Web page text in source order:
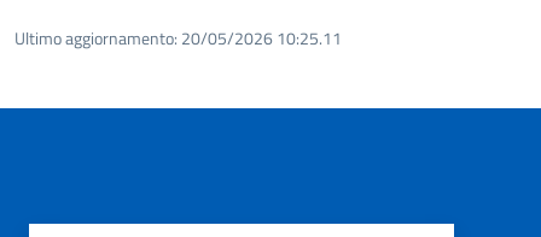
Ultimo aggiornamento: 20/05/2026 10:25.11